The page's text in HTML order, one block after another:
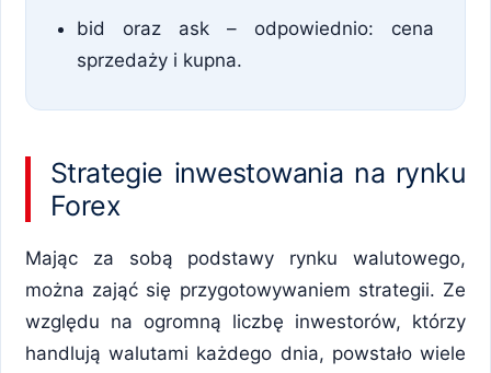
bid oraz ask – odpowiednio: cena
sprzedaży i kupna.
Strategie inwestowania na rynku
Forex
Mając za sobą podstawy rynku walutowego,
można zająć się przygotowywaniem strategii. Ze
względu na ogromną liczbę inwestorów, którzy
handlują walutami każdego dnia, powstało wiele